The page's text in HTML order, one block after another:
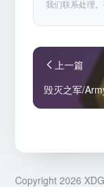
我们联系处理
上一篇
毁灭之军/
Copyright 2026